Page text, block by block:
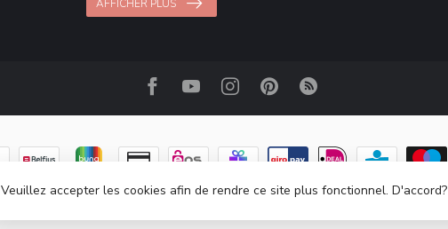
AFFICHER PLUS
© Copyright 2026 Haakpret
Veuillez accepter les cookies afin de rendre ce site plus fonctionnel. D'accord?